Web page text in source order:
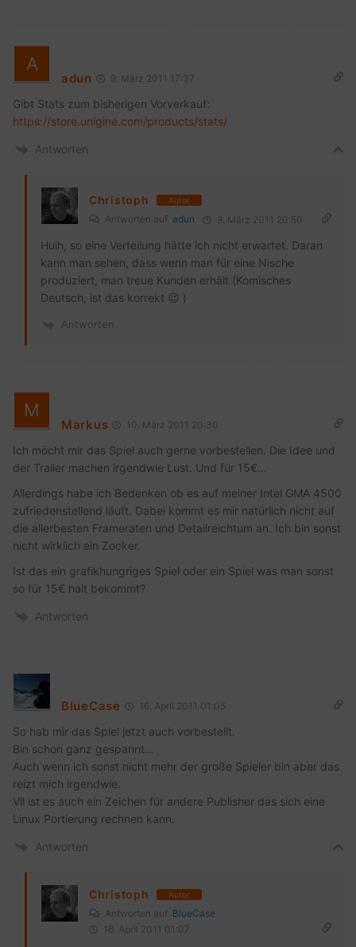
adun 9. März 2011 17:37
Gibt Stats zum bisherigen Vorverkauf:
https://store.unigine.com/products/stats/
Antworten
Christoph Autor
Antworten auf adun 9. März 2011 20:50
Huih, so eine Verteilung hätte ich nicht erwartet. Daran
kann man sehen, dass wenn man für eine Nische
produziert, man treue Kunden erhält (Komisches
Deutsch, ist das korrekt 😉 )
Antworten
Markus 10. März 2011 20:30
Ich möcht mir das Spiel auch gerne vorbestellen. Die Idee und
der Trailer machen irgendwie Lust. Und für 15€…
Allerdings habe ich Bedenken ob es auf meiner Intel GMA 4500
zufriedenstellend läuft. Dabei kommt es mir natürlich nicht auf
die allerbesten Frameraten und Detailreichtum an. Ich bin sonst
nicht wirklich ein Zocker.
Ist das ein grafikhungriges Spiel oder ein Spiel was man sonst
so für 15€ halt bekommt?
Antworten
BlueCase 16. April 2011 01:05
So hab mir das Spiel jetzt auch vorbestellt.
Bin schon ganz gespannt…
Auch wenn ich sonst nicht mehr der große Spieler bin aber das
reizt mich irgendwie.
Vll ist es auch ein Zeichen für andere Publisher das sich eine
Linux Portierung rechnen kann.
Antworten
Christoph Autor
Antworten auf BlueCase
16. April 2011 01:07